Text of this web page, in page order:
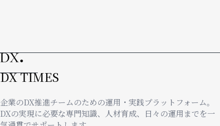
DX TIMES
企業のDX推進チームのための運用・実践プラットフォーム。
DXの実現に必要な専門知識、人材育成、日々の運用までを一